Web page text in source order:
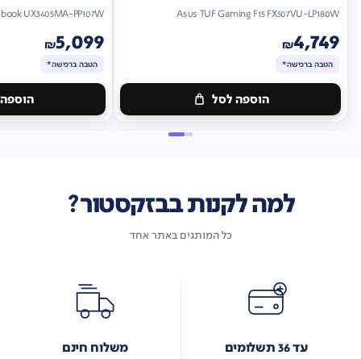
Asus TUF Gaming F15 FX507VU-LP180W
₪4,749
הטבה ברכישה*
הוספה לסל
UX3405MA-PP107W
₪5,099
הטבה ברכישה*
למה לקנות בבזקסטור?
כל המותגים באתר אחד
עד 36 תשלומים משלוח חינם